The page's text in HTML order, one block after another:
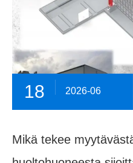
18 2026-06
Mikä tekee